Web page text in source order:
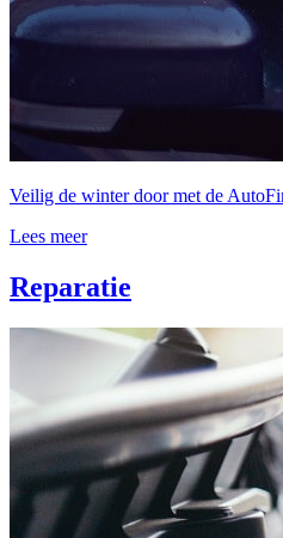
Veilig de winter door met de
Lees meer
Reparatie